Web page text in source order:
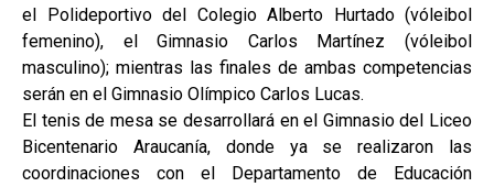
el Polideportivo del Colegio Alberto Hurtado (vóleibol
femenino), el Gimnasio Carlos Martínez (vóleibol
masculino); mientras las finales de ambas competencias
serán en el Gimnasio Olímpico Carlos Lucas.
El tenis de mesa se desarrollará en el Gimnasio del Liceo
Bicentenario Araucanía, donde ya se realizaron las
coordinaciones con el Departamento de Educación